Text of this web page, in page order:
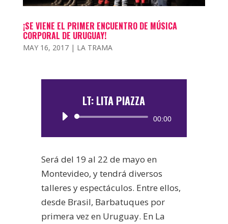
¡SE VIENE EL PRIMER ENCUENTRO DE MÚSICA
CORPORAL DE URUGUAY!
MAY 16, 2017| LA TRAMA
LT: LITA PIAZZA
Reproductor
00:00
Será del 19 al 22 de mayo en
Montevideo, y tendrá diversos
talleres y espectáculos. Entre ellos,
desde Brasil, Barbatuques por
primera vez en Uruguay. En La